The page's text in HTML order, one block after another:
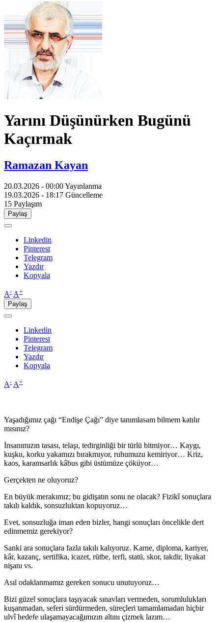
Yarını Düşünürken Bugünü
Kaçırmak
Ramazan Kayan
20.03.2026 - 00:00Yayınlanma
19.03.2026 - 18:17 Güncelleme
15 Paylaşım
Paylaş
Linkedin
Pinterest
Telegram
Yazdır
Kopyala
A- A+
Paylaş
Linkedin
Pinterest
Telegram
Yazdır
Kopyala
A- A+
Yaşadığımız çağı “Endişe Çağı” diye tanımlasam bilmem katılır
mısınız?
İnsanımızın tasası, telaşı, tedirginliği bir türlü bitmiyor… Kaygı,
kuşku, korku yakamızı bırakmıyor, ruhumuzu kemiriyor… Kriz,
kaos, karamsarlık kâbus gibi üstümüze çöküyor…
Gerçekten ne oluyoruz?
En büyük merakımız; bu gidişatın sonu ne olacak? Fizikî sonuçlara
takılı kaldık, sonsuzluktan kopuyoruz…
Evet, sonsuzluğa iman eden bizler, hangi sonuçları öncelikle dert
edinmemiz gerekiyor?
Sanki ara sonuçlara fazla takılı kalıyoruz. Karne, diploma, kariyer,
kâr, kazanç, sertifika, icazet, rütbe, terfi, statü, skor, takdir, liyakat
nişanı vs.
Asıl odaklanmamız gereken sonucu unutuyoruz…
Bizi güzel sonuçlara taşıyacak sınavları vermeden, sorumlulukları
kuşanmadan, seferi sürdürmeden, süreçleri tamamlamadan hiçbir
ulvî hedefe ulaşamayacağımızın altını çizmek lazım…